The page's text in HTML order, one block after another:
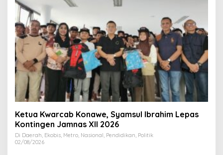
Ketua Kwarcab Konawe, Syamsul Ibrahim Lepas
Kontingen Jamnas XII 2026
Di Daerah, Ekobis, Metro, Nasional, Pendidikan, Politik
02/08/2026